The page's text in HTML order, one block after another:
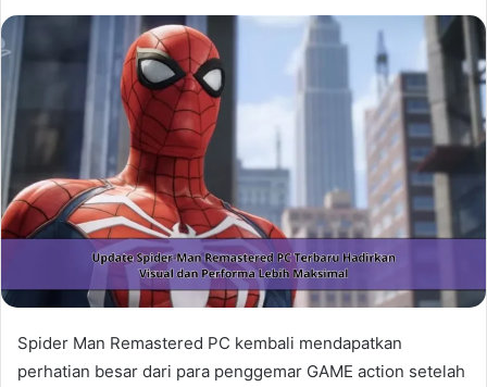
Spider Man Remastered PC kembali mendapatkan
perhatian besar dari para penggemar GAME action setelah